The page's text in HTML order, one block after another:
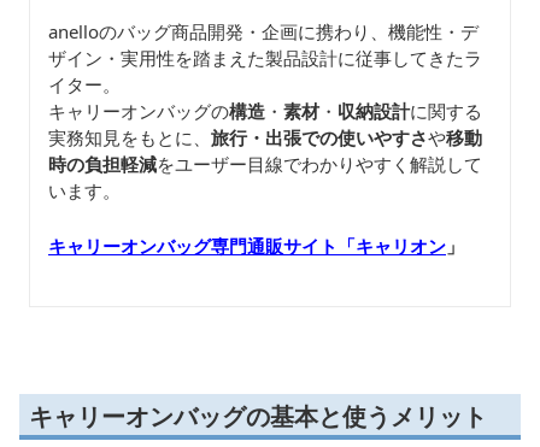
anelloのバッグ商品開発・企画に携わり、機能性・デ
ザイン・実用性を踏まえた製品設計に従事してきたラ
イター。
キャリーオンバッグの構造 ・ 素材・ 収納設計に関する
実務知見をもとに、 旅行・出張での使いやすさや移動
時の負担軽減をユーザー目線でわかりやすく解説して
います。
キャリーオンバッグ専門通販サイト「キャリオン 」
キャリーオンバッグの基本と使うメリット